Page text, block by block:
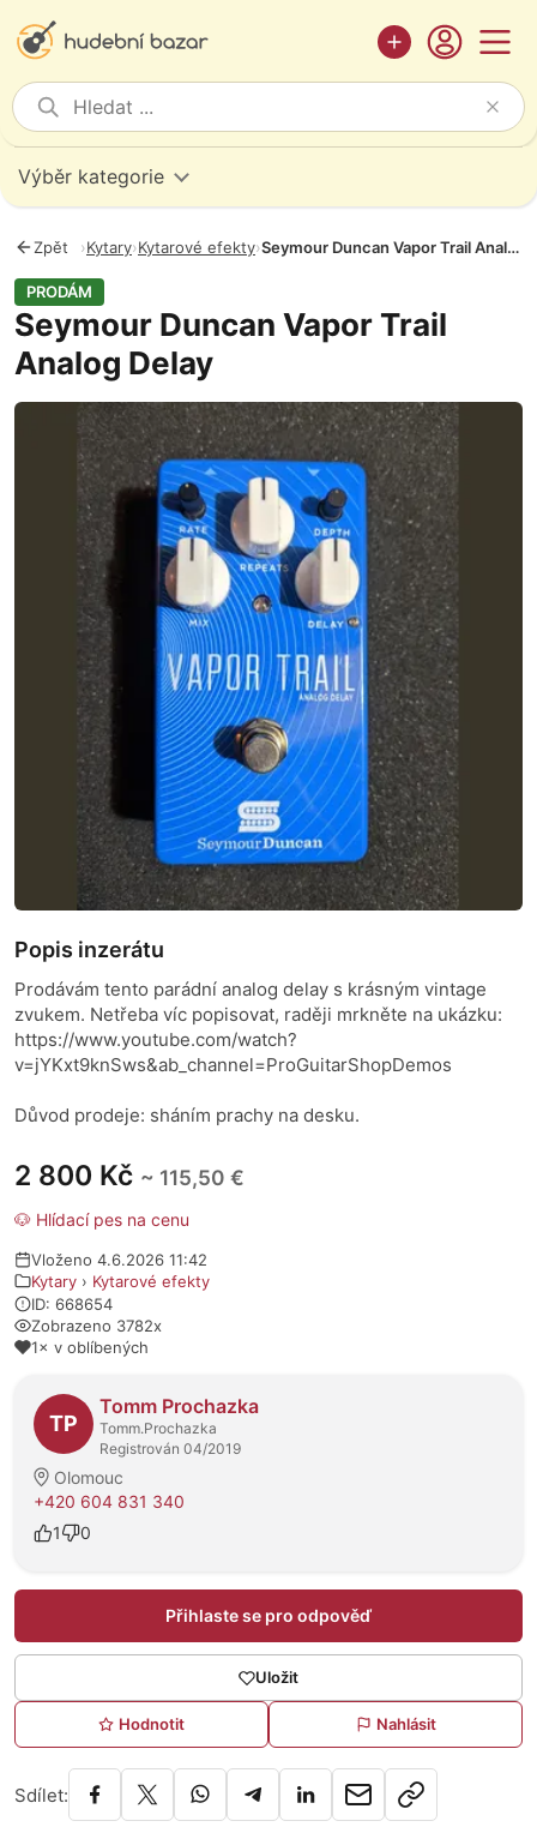
Výběr kategorie
Zpět ›Kytary›Kytarové efekty› Seymour Duncan Vapor Trail Analog Delay
PRODÁM
Seymour Duncan Vapor Trail
Analog Delay
Fotografie
2 800 Kč ~ 115,50 €
🐶 Hlídací pes na cenu
Vloženo 4.6.2026 11:42
Kytary › Kytarové efekty
ID: 668654
Zobrazeno 3782x
1× v oblíbených
O prodejci
TP
Tomm Prochazka
Tomm.Prochazka
Registrován 04/2019
Olomouc
+420 604 831 340
1
0
Přihlaste se pro odpověď
Uložit
Hodnotit Nahlásit
Sdílet:
Popis inzerátu
Prodávám tento parádní analog delay s krásným vintage
zvukem. Netřeba víc popisovat, raději mrkněte na ukázku:
https://www.youtube.com/watch?
v=jYKxt9knSws&ab_channel=ProGuitarShopDemos
Důvod prodeje: sháním prachy na desku.